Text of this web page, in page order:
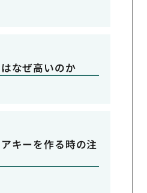
なぜ高いのか
キーを作る時の注